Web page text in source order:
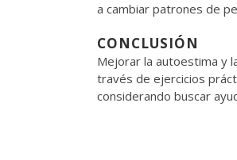
a cambiar patrones de
CONCLUSIÓN
Mejorar la autoestima y
través de ejercicios
considerando buscar